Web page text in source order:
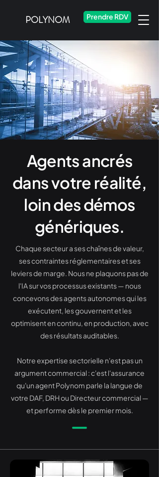
POLYNOM Prendre RDV
Agents ancrés
dans votre réalité,
loin des démos
génériques.
Chaque secteur a ses chaînes de valeur,
ses contraintes réglementaires et ses
leviers de marge. Nous ne plaquons pas de
l'IA sur vos processus existants — nous
concevons des agents autonomes qui les
exécutent, les gouvernent et les
optimisent en continu, en production, avec
des résultats auditables.
Notre expertise sectorielle n'est pas un
argument commercial : c'est l'assurance
qu'un agent Polynom parle la langue de
votre DAF, DRH ou Directeur commercial —
et performe dès le premier mois.